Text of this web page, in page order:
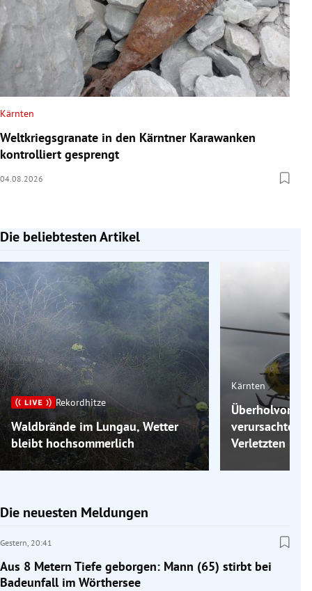
Kärnten
Weltkriegsgranate in den Kärntner Karawanken
kontrolliert gesprengt
04.08.2026
Die beliebtesten Artikel
Slide 1 von 7
Rekordhitze
Waldbrände im Lungau, Wetter
bleibt hochsommerlich
Kärnten
verursachte
Verletzten
Die neuesten Meldungen
Gestern, 20:41
Aus 8 Metern Tiefe geborgen: Mann (65) stirbt bei
Badeunfall im Wörthersee